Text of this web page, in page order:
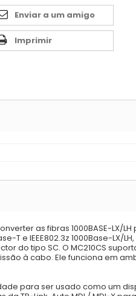
Enviar a um amigo
Imprimir
as fibras 1000BASE-LX/
T e IEEE802.3z 1000Base-LX/
do tipo SC. O MC210CS
à cabo. Ele funciona em
para ser usado como um